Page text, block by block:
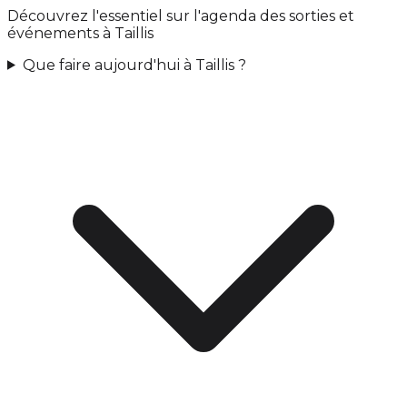
Découvrez l'essentiel sur l'agenda des sorties et
événements à Taillis
Que faire aujourd'hui à Taillis ?